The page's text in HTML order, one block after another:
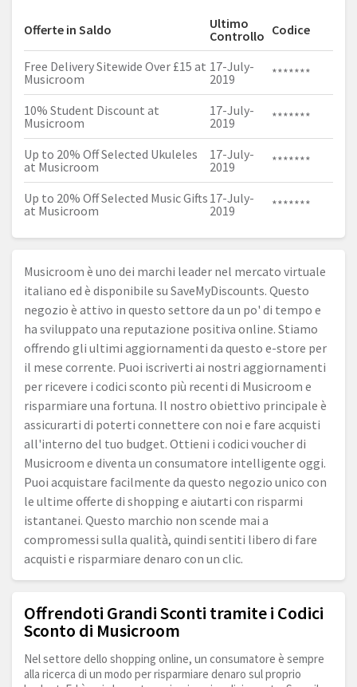
Offerte in Saldo
Ultimo
Controllo Codice
Free Delivery Sitewide Over £15 at
Musicroom
17-July-
2019
*******
10% Student Discount at
Musicroom
17-July-
2019
*******
Up to 20% Off Selected Ukuleles
at Musicroom
17-July-
2019
*******
Up to 20% Off Selected Music Gifts
at Musicroom
17-July-
2019
*******
Musicroom è uno dei marchi leader nel mercato virtuale
italiano ed è disponibile su SaveMyDiscounts. Questo
negozio è attivo in questo settore da un po' di tempo e
ha sviluppato una reputazione positiva online. Stiamo
offrendo gli ultimi aggiornamenti da questo e-store per
il mese corrente. Puoi iscriverti ai nostri aggiornamenti
per ricevere i codici sconto più recenti di Musicroom e
risparmiare una fortuna. Il nostro obiettivo principale è
assicurarti di poterti connettere con noi e fare acquisti
all'interno del tuo budget. Ottieni i codici voucher di
Musicroom e diventa un consumatore intelligente oggi.
Puoi acquistare facilmente da questo negozio unico con
le ultime offerte di shopping e aiutarti con risparmi
istantanei. Questo marchio non scende mai a
compromessi sulla qualità, quindi sentiti libero di fare
acquisti e risparmiare denaro con un clic.
Offrendoti Grandi Sconti tramite i Codici
Sconto di Musicroom
Nel settore dello shopping online, un consumatore è sempre
alla ricerca di un modo per risparmiare denaro sul proprio